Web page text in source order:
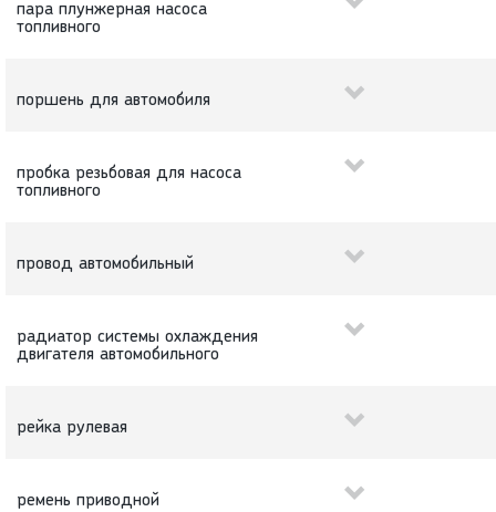
пара плунжерная насоса
топливного
поршень для автомобиля
пробка резьбовая для насоса
топливного
провод автомобильный
радиатор системы охлаждения
двигателя автомобильного
рейка рулевая
ремень приводной